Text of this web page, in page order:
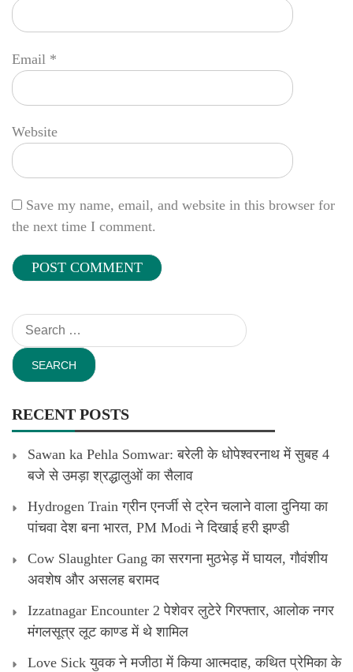
Email *
Website
Save my name, email, and website in this browser for
the next time I comment.
Search
for:
RECENT POSTS
Sawan ka Pehla Somwar: बरेली के धोपेश्वरनाथ में सुबह 4
बजे से उमड़ा श्रद्धालुओं का सैलाव
Hydrogen Train ग्रीन एनर्जी से ट्रेन चलाने वाला दुनिया का
पांचवा देश बना भारत, PM Modi ने दिखाई हरी झण्डी
Cow Slaughter Gang का सरगना मुठभेड़ में घायल, गौवंशीय
अवशेष और असलह बरामद
Izzatnagar Encounter 2 पेशेवर लुटेरे गिरफ्तार, आलोक नगर
मंगलसूत्र लूट काण्‍ड में थे शामिल
Love Sick युवक ने मजीठा में किया आत्मदाह, कथित प्रेमिका के